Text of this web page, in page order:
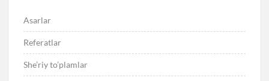
Asarlar
Referatlar
She’riy to’plamlar